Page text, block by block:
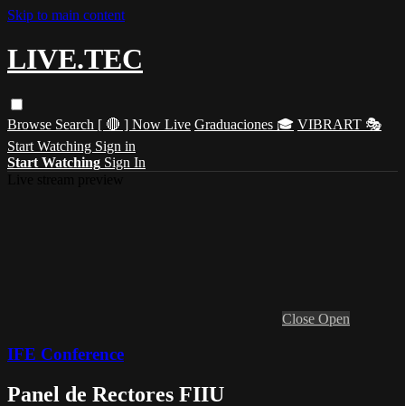
Skip to main content
LIVE.TEC
Browse Search [ 🔴 ] Now Live Graduaciones 🎓 VIBRART 🎭
Start Watching Sign in
Start Watching Sign In
Close Open
IFE Conference
Panel de Rectores FIIU